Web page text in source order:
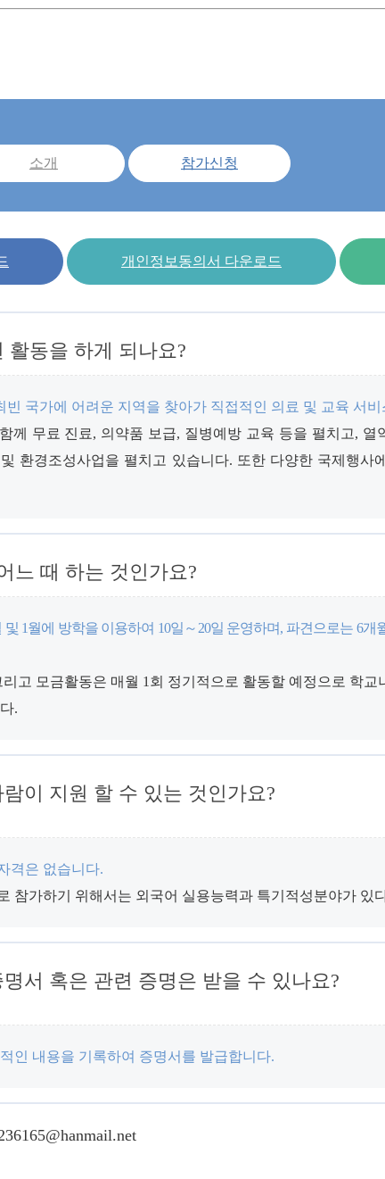
소개 참가신청
개인정보동의서 다운로드
활동을 하게 되나요?
빈 국가에 어려운 지역을 찾아가 직접적인 의료 및 교육 서
께 무료 진료, 의약품 보급, 질병예방 교육 등을 펼치고, 열
환경조성사업을 펼치고 있습니다. 또한 다양한 국제행사
느 때 하는 것인가요?
1월에 방학을 이용하여 10일～20일 운영하며, 파견으로는 6개
고 모금활동은 매월 1회 정기적으로 활동할 예정으로 학교
.
이 지원 할 수 있는 것인가요?
격은 없습니다.
참가하기 위해서는 외국어 실용능력과 특기적성분야가 있
서 혹은 관련 증명은 받을 수 있나요?
인 내용을 기록하여 증명서를 발급합니다.